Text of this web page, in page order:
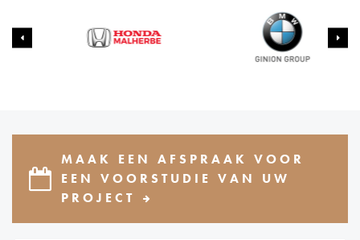
MAAK EEN AFSPRAAK VOOR
EEN VOORSTUDIE VAN UW
PROJECT